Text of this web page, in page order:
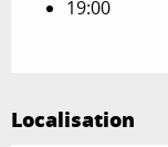
19:00
Localisation